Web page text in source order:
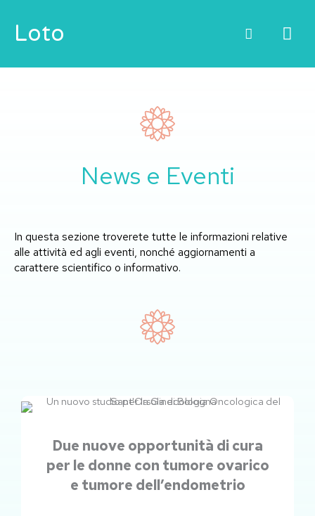
Loto
News e Eventi
In questa sezione troverete tutte le informazioni relative
alle attività ed agli eventi, nonché aggiornamenti a
carattere scientifico o informativo.
Due nuove opportunità di cura
per le donne con tumore ovarico
e tumore dell’endometrio